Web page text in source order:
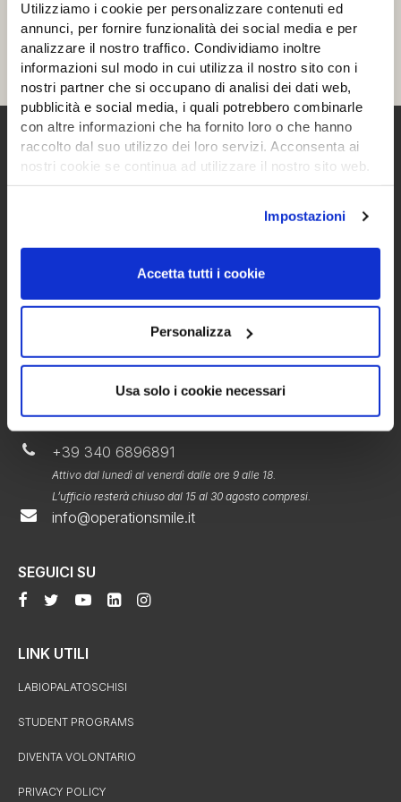
Utilizziamo i cookie per personalizzare contenuti ed
annunci, per fornire funzionalità dei social media e per
analizzare il nostro traffico. Condividiamo inoltre
informazioni sul modo in cui utilizza il nostro sito con i
nostri partner che si occupano di analisi dei dati web,
pubblicità e social media, i quali potrebbero combinarle
con altre informazioni che ha fornito loro o che hanno
raccolto dal suo utilizzo dei loro servizi. Acconsenta ai
nostri cookie se continua ad utilizzare il nostro sito web.
Per saperne di più consulta la nostracookie policy
Impostazioni
Accetta tutti i cookie
Personalizza
Usa solo i cookie necessari
ISCRIVITI ALLA NEWSLETTER
Fondazione Operation Smile Italia ETS
Sede Legale:Viale Giuseppe Mazzini, 55 – 00195
IBAN: IT72U0103003206000002599484
CONTATTI
+39 340 6896891
Attivo dal lunedì al venerdì dalle ore 9 alle 18.
L’ufficio resterà chiuso dal 15 al 30 agosto compresi.
info@operationsmile.it
SEGUICI SU
LINK UTILI
LABIOPALATOSCHISI
STUDENT PROGRAMS
DIVENTA VOLONTARIO
PRIVACY POLICY